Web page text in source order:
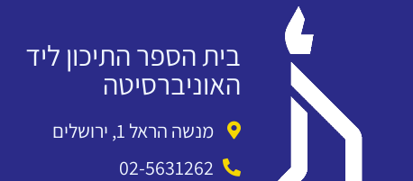
בית הספר התיכון ליד
האוניברסיטה
מנשה הראל 1, ירושלים
02-5631262